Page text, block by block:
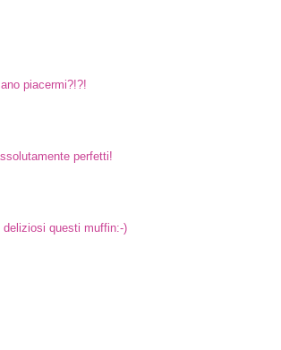
piacermi?!?!
perfetti!
questi muffin:-)